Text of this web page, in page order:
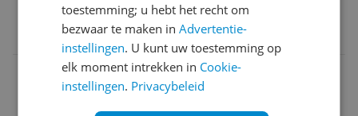
Switch on timer
Uitzonderingen fabrieksgarantie
toestemming; u hebt het recht om
bezwaar te maken inAdvertentie-
instellingen. U kunt uw toestemming op
elk moment intrekken in Cookie-
instellingen. Privacybeleid